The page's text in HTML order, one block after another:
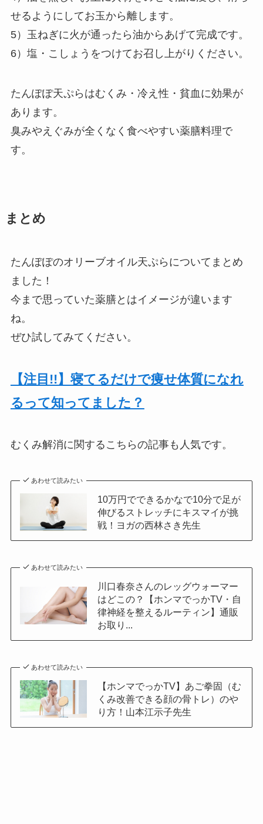
せるようにしてお玉から離します。
5）玉ねぎに火が通ったら油からあげて完成です。
6）塩・こしょうをつけてお召し上がりください。
たんぽぽ天ぷらはむくみ・冷え性・貧血に効果が
あります。
臭みやえぐみが全くなく食べやすい薬膳料理で
す。
まとめ
たんぽぽのオリーブオイル天ぷらについてまとめ
ました！
今まで思っていた薬膳とはイメージが違います
ね。
ぜひ試してみてください。
【注目!!】寝てるだけで痩せ体質になれ
るって知ってました？
むくみ解消に関するこちらの記事も人気です。
あわせて読みたい
10万円でできるかなで10分で足が
伸びるストレッチにキスマイが挑
戦！ヨガの西林さき先生
あわせて読みたい
川口春奈さんのレッグウォーマー
はどこの？【ホンマでっかTV・自
律神経を整えるルーティン】通販
お取り...
あわせて読みたい
【ホンマでっかTV】あご拳固（む
くみ改善できる顔の骨トレ）のや
り方！山本江示子先生